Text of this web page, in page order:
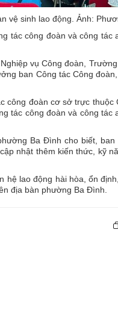
vệ sinh lao động. Ảnh:
tác công đoàn và công tác
vụ Công đoàn,
ban Công tác Công
công đoàn cơ sở trực thuộc
tác công đoàn và công tác
Ba Đình cho biết, ban
nhật thêm kiến thức, kỹ
hệ lao động hài hòa, ổn
địa bàn phường Ba Đình.